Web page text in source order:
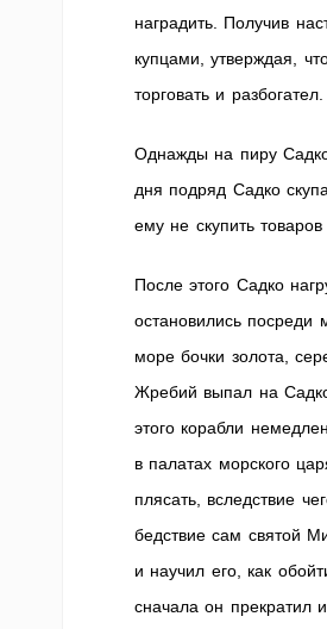
наградить. Получив
купцами, утверждая,
торговать и разбогател.
Однажды на пиру
дня подряд Садко
ему не скупить
После этого Садко
остановились посреди
море бочки золота,
Жребий выпал на
этого корабли
в палатах морского
плясать, вследствие
бедствие сам святой
и научил его, как
сначала он прекратил